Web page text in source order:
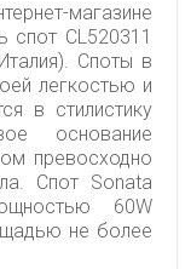
магазине
спот CL520311
Споты в
легкостью и
в стилистику
основание
превосходно
Спот Sonata
60W
не более